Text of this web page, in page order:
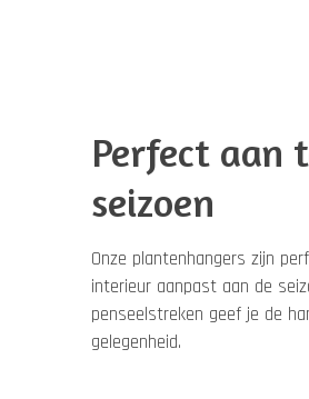
Perfect aan
seizoen
Onze plantenhangers zijn
interieur aanpast aan de
penseelstreken geef je de
gelegenheid.